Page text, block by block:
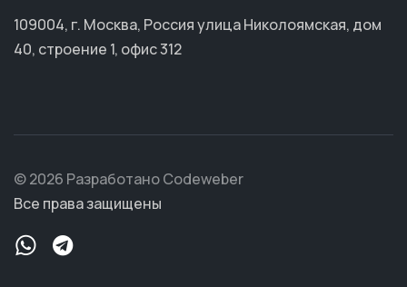
109004, г. Москва, Россия улица Николоямская, дом
40, строение 1, офис 312
© 2026 Разработано Codeweber
Все права защищены